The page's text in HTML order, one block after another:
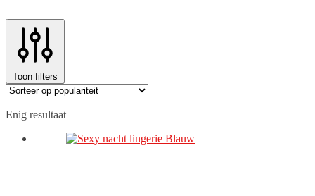
Toon filters
Enig resultaat